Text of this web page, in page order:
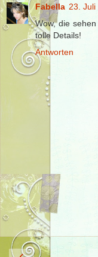
Fabella 23. Juli
Wow, die
tolle Details!
Antworten